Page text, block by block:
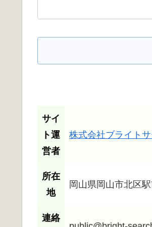
サイ
ト運
営者
株式会社ブライト
所在
地
岡山県岡山市北区
連絡